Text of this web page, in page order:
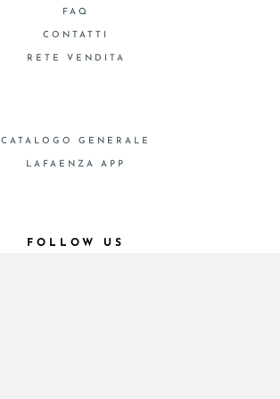
FAQ
CONTATTI
RETE VENDITA
CATALOGO GENERALE
LAFAENZA APP
FOLLOW US